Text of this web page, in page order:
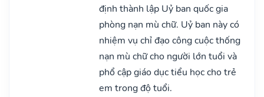
định thành lập Uỷ ban quốc gia
phòng nạn mù chữ. Uỷ ban này có
nhiệm vụ chỉ đạo công cuộc thống
nạn mù chữ cho người lớn tuổi và
phổ cập giáo dục tiểu học cho trẻ
em trong độ tuổi.